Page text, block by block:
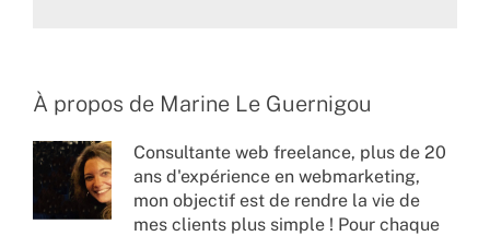
À propos de Marine Le Guernigou
Consultante web freelance, plus de 20
ans d'expérience en webmarketing,
mon objectif est de rendre la vie de
mes clients plus simple ! Pour chaque